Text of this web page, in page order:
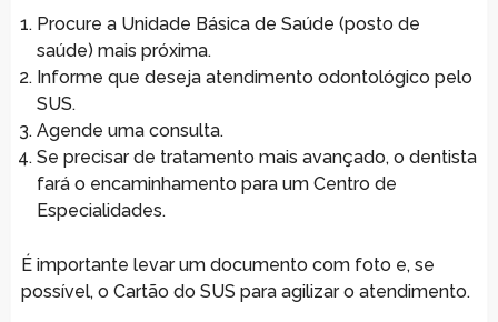
Procure a Unidade Básica de Saúde (posto de
saúde) mais próxima.
Informe que deseja atendimento odontológico pelo
SUS.
Agende uma consulta.
Se precisar de tratamento mais avançado, o dentista
fará o encaminhamento para um Centro de
Especialidades.
É importante levar um documento com foto e, se
possível, o Cartão do SUS para agilizar o atendimento.